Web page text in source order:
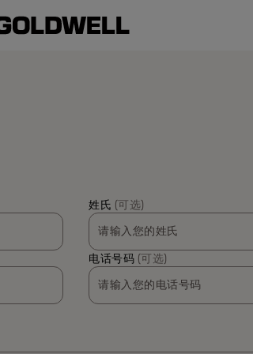
姓氏 (可选)
请输入您的姓氏
电话号码 (可选)
请输入您的电话号码